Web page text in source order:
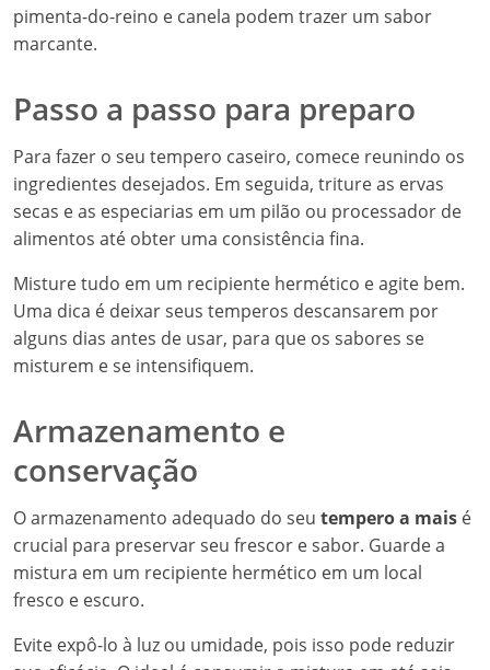
pimenta-do-reino e canela podem trazer um sabor
marcante.
Passo a passo para preparo
Para fazer o seu tempero caseiro, comece reunindo os
ingredientes desejados. Em seguida, triture as ervas
secas e as especiarias em um pilão ou processador de
alimentos até obter uma consistência fina.
Misture tudo em um recipiente hermético e agite bem.
Uma dica é deixar seus temperos descansarem por
alguns dias antes de usar, para que os sabores se
misturem e se intensifiquem.
Armazenamento e
conservação
O armazenamento adequado do seu tempero a mais é
crucial para preservar seu frescor e sabor. Guarde a
mistura em um recipiente hermético em um local
fresco e escuro.
Evite expô-lo à luz ou umidade, pois isso pode reduzir